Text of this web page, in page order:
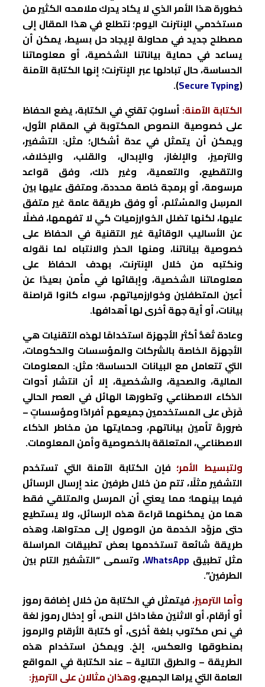
خطورة هذا الأمر الذي لا يكاد يدرك ملامحه الكثير من
مستخدمي الإنترنت اليوم؛ نتطلع في هذا المقال إلى
مصطلح جديد في محاولة لإيجاد حل بسيط، يمكن أن
يساعد في حماية بياناتنا الشخصية، أو معلوماتنا
الحساسة، حال تبادلها عبر الإنترنت؛ إنها الكتابة الآمنة
(
Secure Typing
)
.
الكتابة الآمنة: أسلوبٌ تقني في الكتابة، يضع الحفاظ
على خصوصية النصوص المكتوبة في المقام الأول،
ويمكن أن يتمثل في عدة أشكال؛ مثل: التشفير،
والترميز، والإلغاز، والإبدال، والقلب، والإخلاف،
والتقطيع، والتعمية، وغير ذلك، وفق قواعد
مرسومة، أو برمجة خاصة محددة، ومتفق عليها بين
المرسِل والمسْتَلم، أو وفق طريقة عامة غير متفق
عليها، لكنها تضلل الخوارزميات كي لا تفهمها، فضلًا
عن الأساليب الوقائية غير التقنية في الحفاظ على
خصوصية بياناتنا، ومنها الحذر والانتباه لما نقوله
ونكتبه من خلال الإنترنت، بهدف الحفاظ على
معلوماتنا الشخصية، وإبقائها في مأمن بعيدًا عن
أعين المتطفلين وخوارزمياتهم، سواء كانوا قراصنة
بيانات، أو أية جهة أخرى لها أهدافها.
وعادة تُعَدُّ أكثر الأجهزة استخدامًا لهذه التقنيات هي
الأجهزة الخاصة بالشركات والمؤسسات والحكومات،
التي تتعامل مع البيانات الحساسة؛ مثل: المعلومات
المالية، والصحية، والشخصية، إلا أن انتشار أدوات
الذكاء الاصطناعي وتطورها الهائل في العصر الحالي
فَرَضَ على المستخدمين جميعهم أفرادًا ومؤسساتٍ –
ضرورةَ تأمين بياناتهم، وحمايتها من مخاطر الذكاء
الاصطناعي، المتعلقة بالخصوصية وأمن المعلومات.
ولتبسيط الأمر؛ فإن الكتابة الآمنة التي تستخدم
التشفير مثلًا، تتم من خلال طرفين عند إرسال الرسائل
فيما بينهما؛ مما يعني أن المرسل والمتلقي فقط
هما من يمكنهما قراءة هذه الرسائل، ولا يستطيع
حتى مزوِّد الخدمة من الوصول إلى محتواها، وهذه
طريقة شائعة تستخدمها بعض تطبيقات المراسلة
مثل تطبيق WhatsApp، وتسمى “التشفير التام بين
الطرفين”.
وأما الترميز،فيتمثل في الكتابة من خلال إضافة رموز
أو أرقام، أو الاثنين معًا داخل النص، أو إدخال رموز لغة
في نص مكتوب بلغة أخرى، أو كتابة الأرقام والرموز
بمنطوقها والعكس، إلخ. ويمكن استخدام هذه
الطريقة – والطرق التالية – عند الكتابة في المواقع
العامة التي يراها الجميع،وهذان مثالان على الترميز: